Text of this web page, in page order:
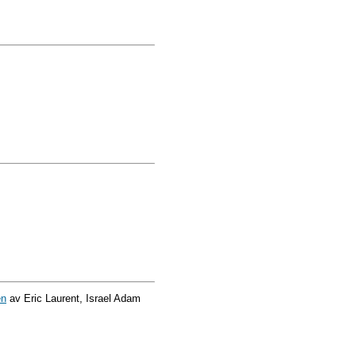
av Eric Laurent, Israel Adam